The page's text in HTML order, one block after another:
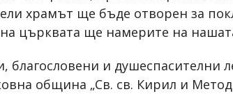
храмът ще бъде отворен за
църквата ще намерите на
благословени и душеспасителни
община „Св. св. Кирил и